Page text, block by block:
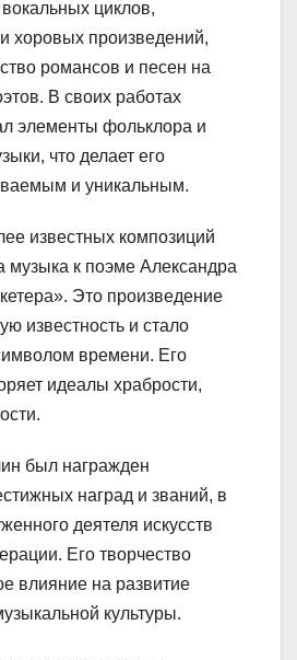
циклов,
хоровых произведений,
романсов и песен на
В своих работах
элементы фольклора и
что делает его
и уникальным.
известных композиций
музыка к поэме Александра
Это произведение
известность и стало
времени. Его
идеалы храбрости,
был награжден
наград и званий, в
деятеля искусств
Его творчество
влияние на развитие
культуры.